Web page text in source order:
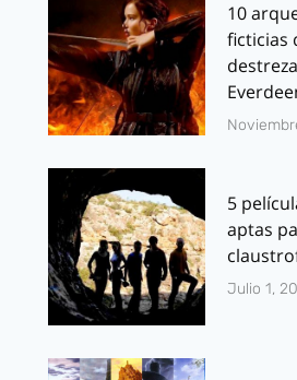
10
ficticias
5
aptas
Julio 1,